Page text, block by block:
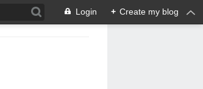
Login + Create my blog